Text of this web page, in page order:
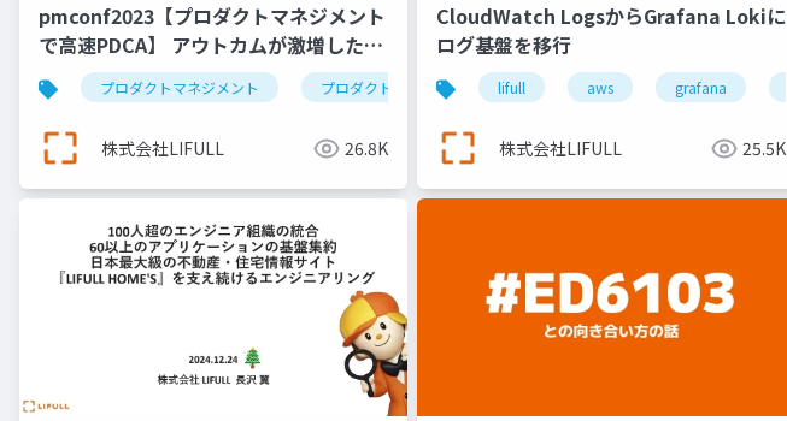
pmconf2023【プロダクトマネジメント
で高速PDCA】 アウトカムが激増した
LIFULL HOME’Sのグロース事例
プロダクトマネジメント プロダクトマネージャー lifull
株式会社LIFULL 26.8K
CloudWatch LogsからGrafana Lokiに
ログ基盤を移行
lifull aws grafana
株式会社LIFULL 25.5K